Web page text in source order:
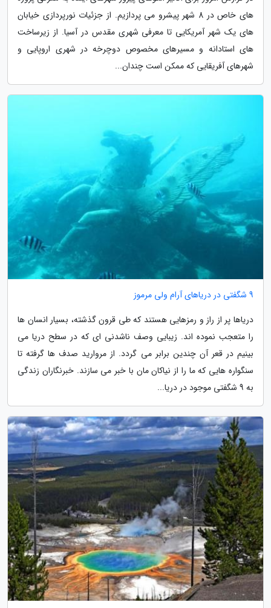
های خاص در 8 شهر پیشرو می پردازیم. از جزئیات نورپردازی خیابان
های یک شهر آمریکایی تا معرفی شهری مقدس در آسیا. از زیرساخت
های استادانه و مسیرهای مخصوص دوچرخه در شهری اروپایی و
شهرهای آفریقایی که ممکن است چندان...
9 شگفتی در دریاهای آرام ولی مرموز
دریاها پر از راز و رمزهایی هستند که طی قرون گذشته، بسیار انسان ها
را متعجب نموده اند. زیبایی وصف ناشدنی ای که در سطح دریا می
بینیم در قعر آن چندین برابر می گردد. از مروارید صدف ها گرفته تا
سنگواره هایی که ما را از نیاکان مان با خبر می سازند. خبرنگاران زندگی
به 9 شگفتی موجود در دریا...